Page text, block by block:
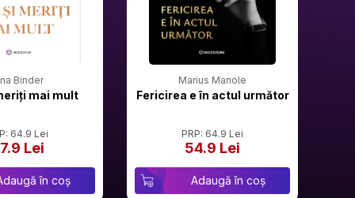
Binder
mai mult
64.9 Lei
Lei
în coș
Marius Manole
Fericirea e în actul următor
PRP: 64.9 Lei
54.9 Lei
Adaugă în coș